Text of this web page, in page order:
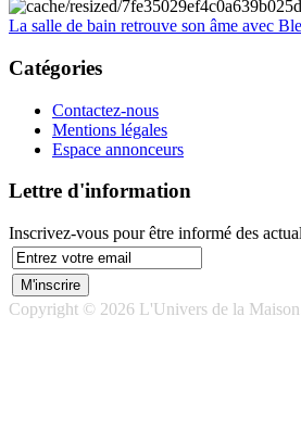
La salle de bain retrouve son âme avec
Catégories
Contactez-nous
Mentions légales
Espace annonceurs
Lettre d'information
Inscrivez-vous pour être informé des
Copyright © 2026 L'Univers de la